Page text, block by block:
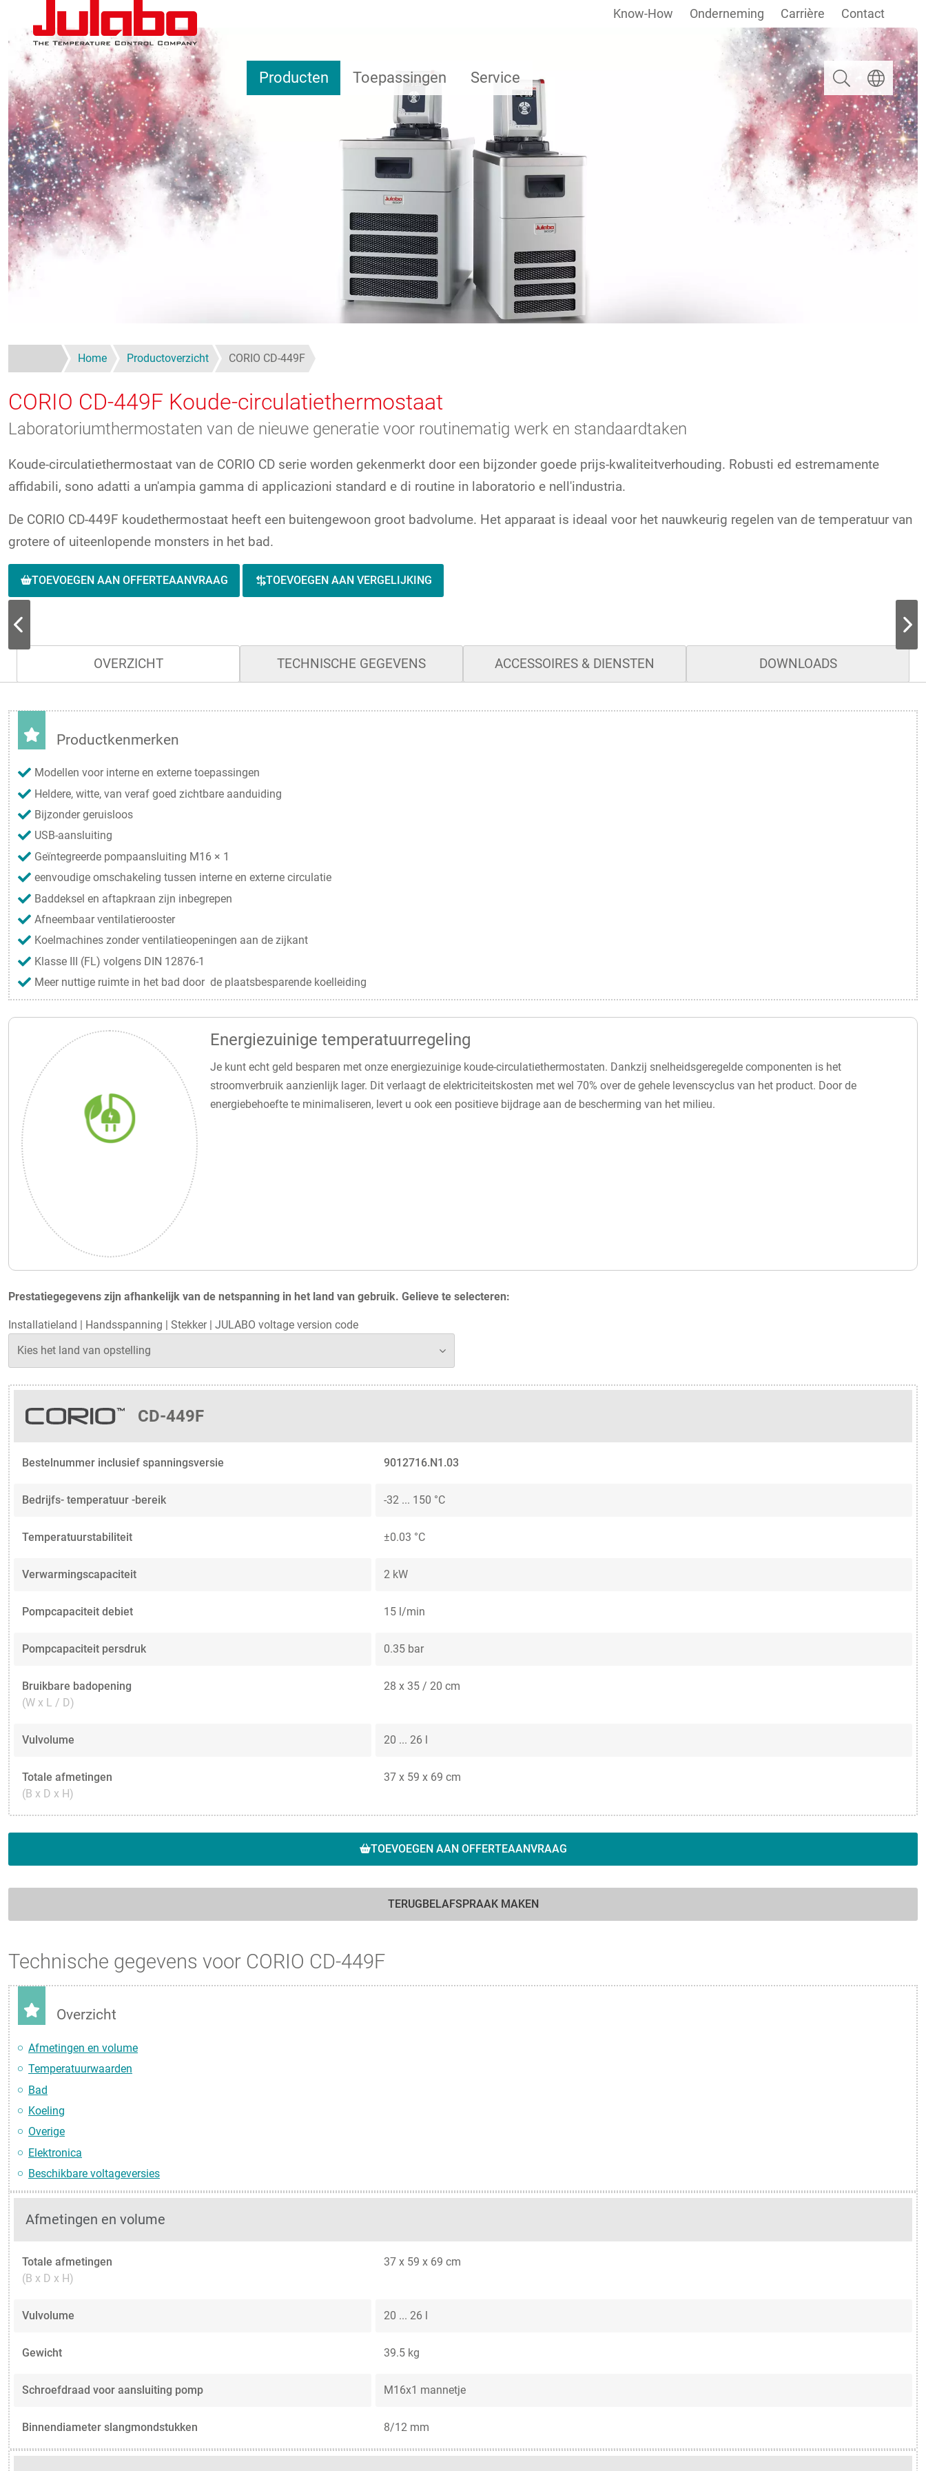
Overslaan en naar de inhoud gaan
Producten Toepassingen Service
Know-How Onderneming Carrière Contact
Zoeken Taal
Home Productoverzicht CORIO CD-449F
CORIO CD-449F Koude-circulatiethermostaat
Laboratoriumthermostaten van de nieuwe generatie voor routinematig werk en standaardtaken
Koude-circulatiethermostaat van de CORIO CD serie worden gekenmerkt door een bijzonder goede prijs-kwaliteitverhouding. Robusti ed estremamente
affidabili, sono adatti a un'ampia gamma di applicazioni standard e di routine in laboratorio e nell'industria.
De CORIO CD-449F koudethermostaat heeft een buitengewoon groot badvolume. Het apparaat is ideaal voor het nauwkeurig regelen van de temperatuur van
grotere of uiteenlopende monsters in het bad.
TOEVOEGEN AAN OFFERTEAANVRAAG TOEVOEGEN AAN VERGELIJKING
OVERZICHT TECHNISCHE GEGEVENS ACCESSOIRES & DIENSTEN DOWNLOADS
Energiezuinige temperatuurregeling
Je kunt echt geld besparen met onze energiezuinige koude-circulatiethermostaten. Dankzij snelheidsgeregelde componenten is het
stroomverbruik aanzienlijk lager. Dit verlaagt de elektriciteitskosten met wel 70% over de gehele levenscyclus van het product. Door de
energiebehoefte te minimaliseren, levert u ook een positieve bijdrage aan de bescherming van het milieu.
Prestatiegegevens zijn afhankelijk van de netspanning in het land van gebruik. Gelieve te selecteren:
Installatieland | Handsspanning | Stekker| JULABO voltage version code
CD-449F
Bestelnummer inclusief spanningsversie 9012716.N1.03
Bedrijfs- temperatuur -bereik -32 ... 150 °C
Temperatuurstabiliteit ±0.03 °C
Verwarmingscapaciteit 2 kW
Pompcapaciteit debiet 15 l/min
Pompcapaciteit persdruk 0.35 bar
Bruikbare badopening
(W x L / D)
28 x 35 / 20 cm
Vulvolume 20 ... 26 l
Totale afmetingen
(B x D x H)
37 x 59 x 69 cm
TOEVOEGEN AAN OFFERTEAANVRAAG
TERUGBELAFSPRAAK MAKEN
Productkenmerken
Modellen voor interne en externe toepassingen
Heldere, witte, van veraf goed zichtbare aanduiding
Bijzonder geruisloos
USB-aansluiting
Geïntegreerde pompaansluiting M16 × 1
eenvoudige omschakeling tussen interne en externe circulatie
Baddeksel en aftapkraan zijn inbegrepen
Afneembaar ventilatierooster
Koelmachines zonder ventilatieopeningen aan de zijkant
Klasse III (FL) volgens DIN 12876-1
Meer nuttige ruimte in het bad door de plaatsbesparende koelleiding
Technische gegevens voor CORIO CD-449F
Overzicht
Afmetingen en volume
Temperatuurwaarden
Bad
Koeling
Overige
Elektronica
Beschikbare voltageversies
Afmetingen en volume
Totale afmetingen
(B x D x H)
37 x 59 x 69 cm
Vulvolume 20 ... 26 l
Gewicht 39.5 kg
Schroefdraad voor aansluiting pomp M16x1 mannetje
Binnendiameter slangmondstukken 8/12 mm